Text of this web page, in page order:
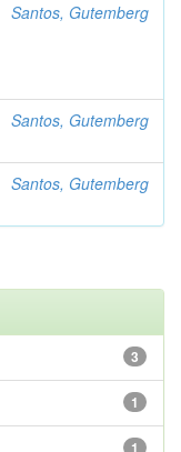
Santos, Gutemberg
Santos, Gutemberg
Santos, Gutemberg
3
1
1